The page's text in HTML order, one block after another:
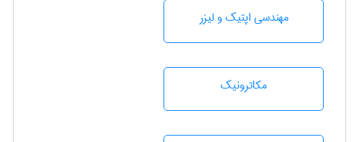
مهندسی اپتیک و لیزر
مکاترونیک